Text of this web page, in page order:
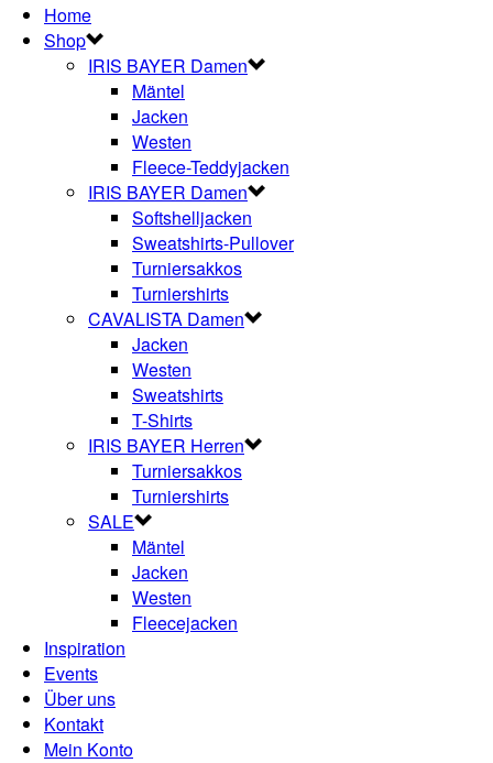
Home
Shop
IRIS BAYER Damen
Mäntel
Jacken
Westen
Fleece-Teddyjacken
IRIS BAYER Damen
Softshelljacken
Sweatshirts-Pullover
Turniersakkos
Turniershirts
CAVALISTA Damen
Jacken
Westen
Sweatshirts
T-Shirts
IRIS BAYER Herren
Turniersakkos
Turniershirts
SALE
Mäntel
Jacken
Westen
Fleecejacken
Inspiration
Events
Über uns
Kontakt
Mein Konto